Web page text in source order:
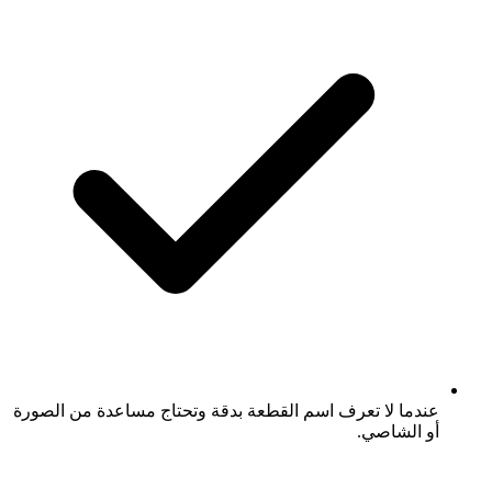
عندما لا تعرف اسم القطعة بدقة وتحتاج مساعدة من الصورة
أو الشاصي.